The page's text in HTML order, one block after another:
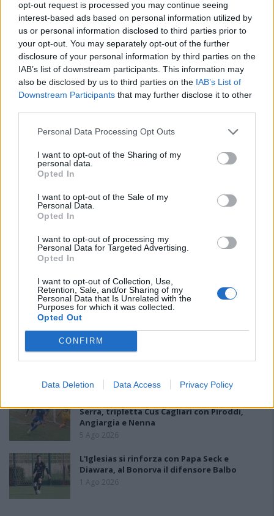
opt-out request is processed you may continue seeing
interest-based ads based on personal information utilized by
us or personal information disclosed to third parties prior to
your opt-out. You may separately opt-out of the further
disclosure of your personal information by third parties on the
IAB’s list of downstream participants. This information may
also be disclosed by us to third parties on the IAB’s List of
Downstream Participants that may further disclose it to other
Personal Data Processing Opt Outs
I want to opt-out of the Sharing of my
personal data.
Opted In
I want to opt-out of the Sale of my
Personal Data.
Opted In
I want to opt-out of processing my
Personal Data for Targeted Advertising.
Opted In
I want to opt-out of Collection, Use,
Retention, Sale, and/or Sharing of my
Personal Data that Is Unrelated with the
Purposes for which it was collected.
Opted Out
CONFIRM
Data Deletion Data Access Privacy Policy
presentato domanda di ripescaggio
8 Lug 2026
Amichevole Ossese: 3-1 al Cagliari Primavera,
doppietta di Tapparello
8 Ago 2026
Il CR sardo esclude anche l'Olbia: l'Usinese è
in Eccellenza, il Fonni sale in Promozione
Serra, tripletta Cus Cagliari con Piroddi,
Angiargia e Nenna
5 Ago 2026
L'Iglesias si rinforza con Papa Seck e
Diawara, al Bonorva il difensore Balbo
1 Ago 2026